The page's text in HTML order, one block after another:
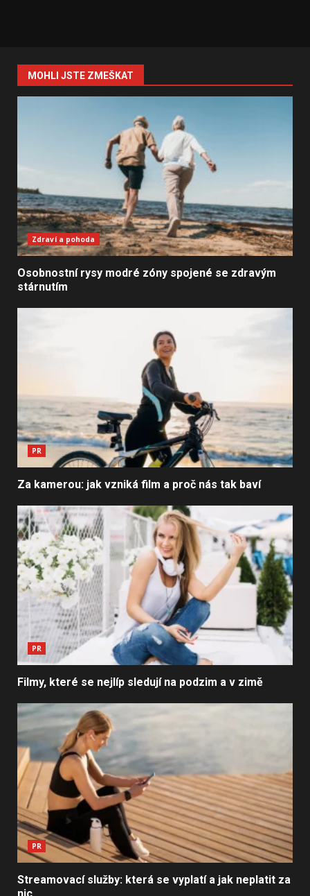
MOHLI JSTE ZMEŠKAT
Zdraví a pohoda
Osobnostní rysy modré zóny spojené se zdravým
stárnutím
PR
Za kamerou: jak vzniká film a proč nás tak baví
PR
Filmy, které se nejlíp sledují na podzim a v zimě
PR
Streamovací služby: která se vyplatí a jak neplatit za
nic